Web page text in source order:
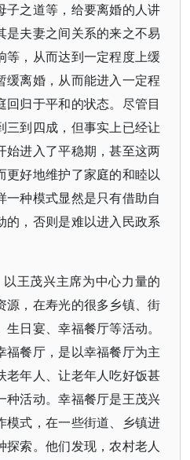
子之道等，给要离婚的人讲
是夫妻之间关系的来之不易
等，从而达到一定程度上缓
缓离婚，从而能进入一定程
回归于平和的状态。尽管目
三到四成，但事实上已经让
始进入了平稳期，甚至这两
更好地维护了家庭的和睦以
一种模式显然是只有借助自
的，否则是难以进入民政系
以王茂兴主席为中心力量的
源，在寿光的很多乡镇、街
日宴、幸福餐厅等活动。
福餐厅，是以幸福餐厅为主
老年人、让老年人吃好饭甚
种活动。幸福餐厅是王茂兴
模式，在一些街道、乡镇进
探索。他们发现，农村老人